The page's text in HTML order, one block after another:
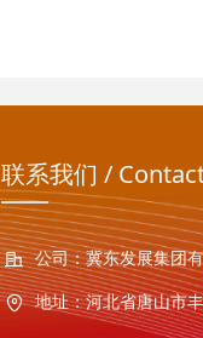
联系我们 /
公司：冀东发展集团
地址：河北省唐山市